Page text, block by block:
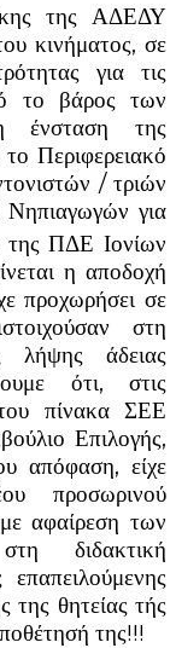
της ΑΔΕΔΥ
κινήματος, σε
για τις
το βάρος των
ένσταση της
Περιφερειακό
/ τριών
για
ΠΔΕ Ιονίων
η αποδοχή
προχωρήσει σε
στη
λήψης άδειας
ότι, στις
πίνακα ΣΕΕ
Επιλογής,
απόφαση, είχε
προσωρινού
αφαίρεση των
διδακτική
της θητείας τής
της!!!